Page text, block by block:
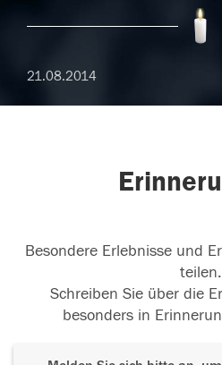
21.08.2014
Besondere Erlebnisse und
teilen.
Schreiben Sie über die
besonders in